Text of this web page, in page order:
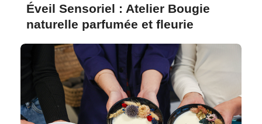
Éveil Sensoriel : Atelier Bougie
naturelle parfumée et fleurie